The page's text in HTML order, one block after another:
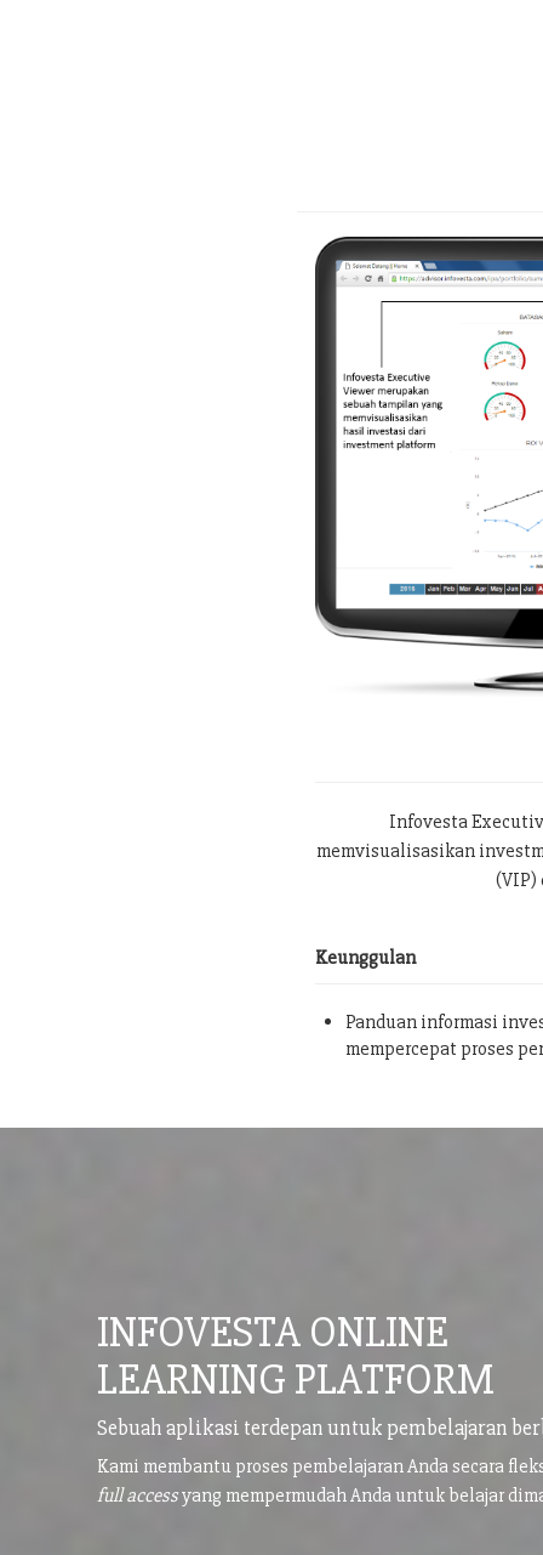
Infovesta
memvisualisasikan
(VIP)
Keunggulan
Panduan informasi
mempercepat proses
INFOVESTA ONLINE
LEARNING PLATFORM
Sebuah aplikasi terdepan untuk pembelajaran
Kami membantu proses pembelajaran Anda secara
full accessyang mempermudah Anda untuk belajar